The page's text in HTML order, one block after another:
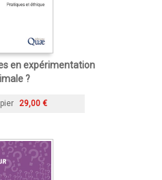
en expérimentation
?
29,00 €